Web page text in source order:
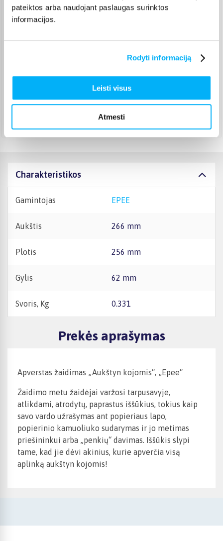
pateiktos arba naudojant paslaugas surinktos
informacijos.
Rodyti informaciją
Leisti visus
Atmesti
Rugpjūtis 17d. - Rugpjūtis 24d.
Smartposti paštomatas
DPD paštomatas (3,99 €)
Rugpjūtis 17d. - Rugpjūtis 24d.
Atsiėmimas Veiverių g. 171, Kaunas
Charakteristikos
Gamintojas EPEE
Aukštis 266 mm
Plotis 256 mm
Gylis 62 mm
Svoris, Kg 0.331
Prekės aprašymas
Apverstas žaidimas „Aukštyn kojomis“, „Epee“
Žaidimo metu žaidėjai varžosi tarpusavyje,
atlikdami, atrodytų, paprastus iššūkius, tokius kaip
savo vardo užrašymas ant popieriaus lapo,
popierinio kamuoliuko sudarymas ir jo metimas
priešininkui arba „penkių“ davimas. Iššūkis slypi
tame, kad jie dėvi akinius, kurie apverčia visą
aplinką aukštyn kojomis!